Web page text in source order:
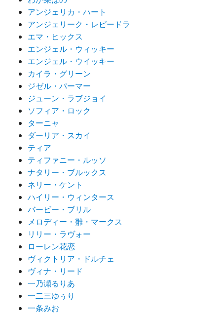
アンジェリカ・ハート
アンジェリーク・レピードラ
エマ・ヒックス
エンジェル・ウィッキー
エンジェル・ウイッキー
カイラ・グリーン
ジゼル・パーマー
ジューン・ラブジョイ
ソフィア・ロック
ターニャ
ダーリア・スカイ
ティア
ティファニー・ルッソ
ナタリー・ブルックス
ネリー・ケント
ハイリー・ウィンタース
バービー・ブリル
メロディー・雛・マークス
リリー・ラヴォー
ローレン花恋
ヴィクトリア・ドルチェ
ヴィナ・リード
一乃瀬るりあ
一二三ゆぅり
一条みお